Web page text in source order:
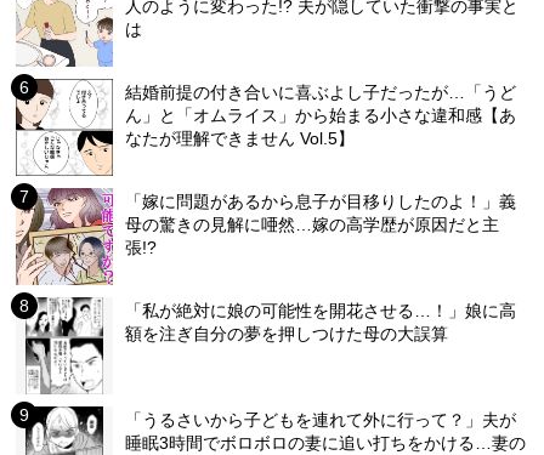
人のように変わった!? 夫が隠していた衝撃の事実と
は
結婚前提の付き合いに喜ぶよし子だったが…「うど
ん」と「オムライス」から始まる小さな違和感【あ
なたが理解できません Vol.5】
「嫁に問題があるから息子が目移りしたのよ！」義
母の驚きの見解に唖然…嫁の高学歴が原因だと主
張!?
「私が絶対に娘の可能性を開花させる…！」娘に高
額を注ぎ自分の夢を押しつけた母の大誤算
「うるさいから子どもを連れて外に行って？」夫が
睡眠3時間でボロボロの妻に追い打ちをかける…妻の